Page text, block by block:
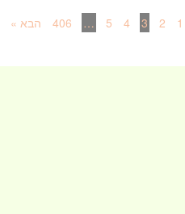
1
2
3
4
5
…
406 הבא »